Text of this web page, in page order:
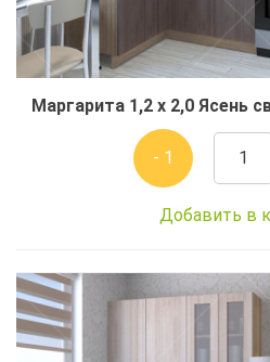
Маргарита 1,2 x 2,0 Ясень
- 1
Добавить в